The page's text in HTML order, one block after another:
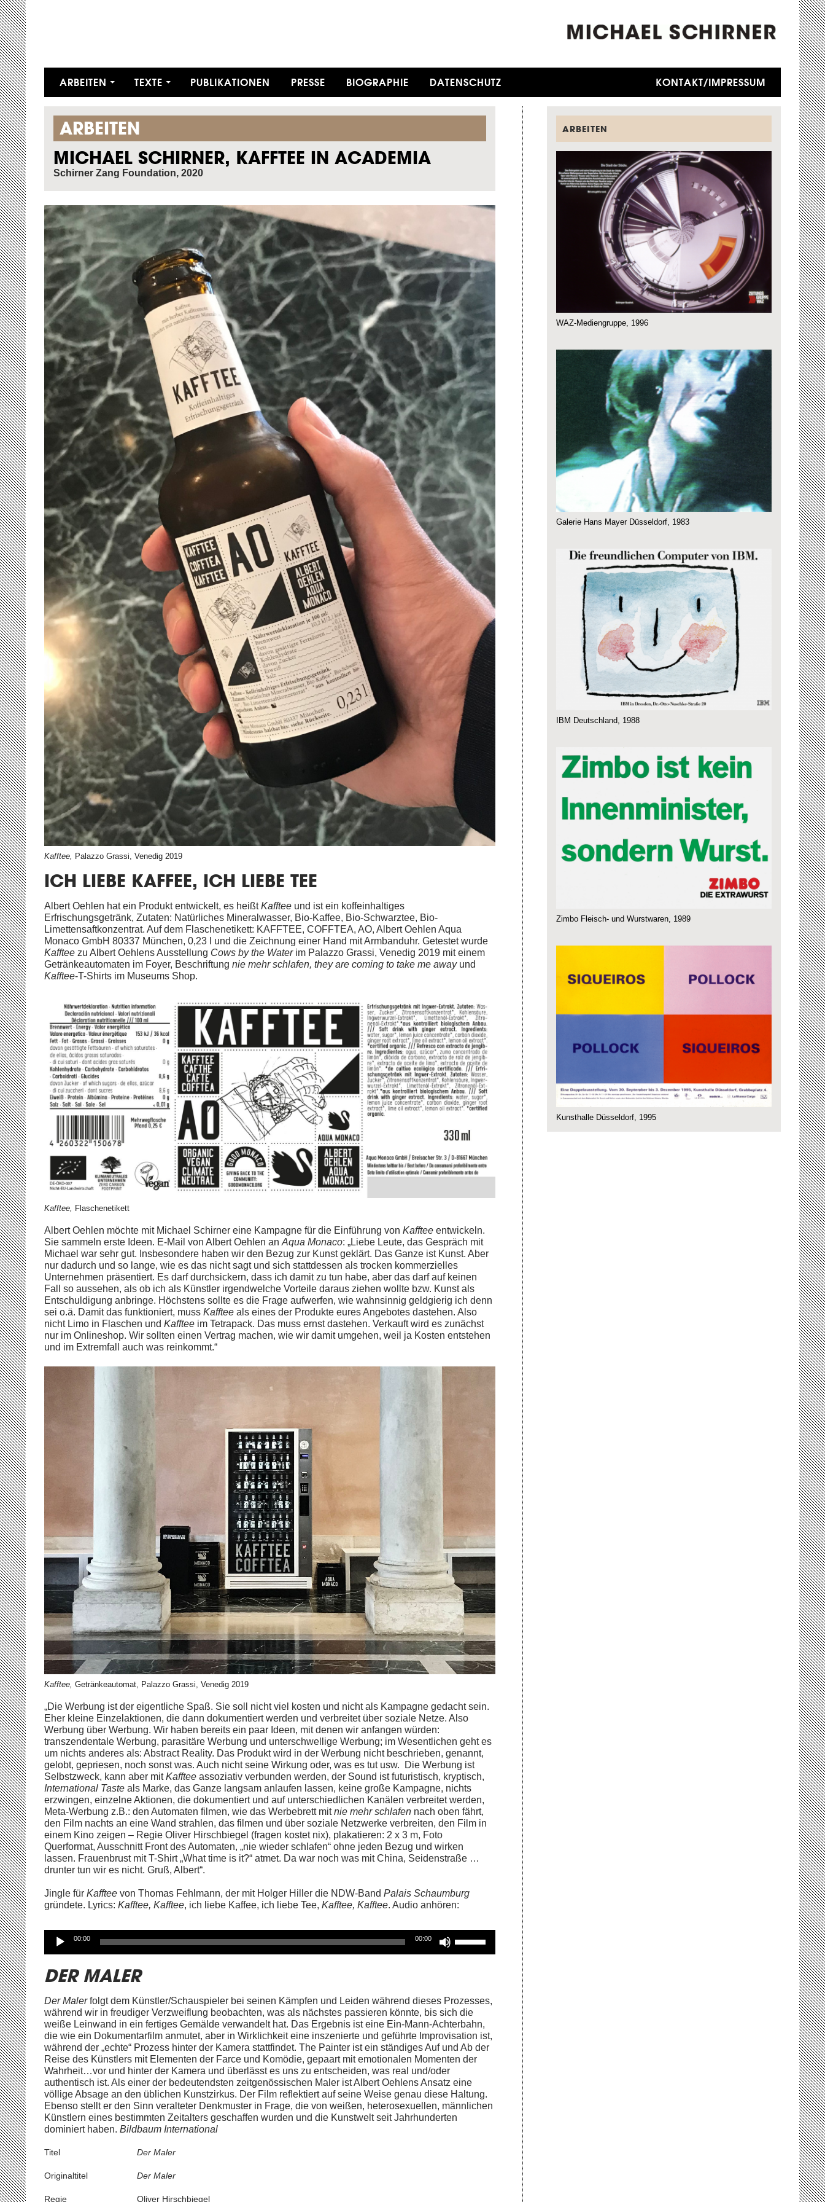
ARBEITEN TEXTE PUBLIKATIONEN PRESSE BIOGRAPHIE DATENSCHUTZ KONTAKT/IMPRESSUM
ARBEITEN
MICHAEL SCHIRNER, KAFFTEE IN ACADEMIA
Schirner Zang Foundation, 2020
Kafftee, Palazzo Grassi, Venedig 2019
ICH LIEBE KAFFEE, ICH LIEBE TEE
Albert Oehlen hat ein Produkt entwickelt, es heißtKafftee und ist ein koffeinhaltiges
Erfrischungsgetränk, Zutaten: Natürliches Mineralwasser, Bio-Kaffee, Bio-Schwarztee, Bio-
Limettensaftkonzentrat. Auf dem Flaschenetikett: KAFFTEE, COFFTEA, AO, Albert Oehlen Aqua
Monaco GmbH 80337 München, 0,23 l und die Zeichnung einer Hand mit Armbanduhr. Getestet wurde
Kafftee zu Albert Oehlens Ausstellung Cows by the Waterim Palazzo Grassi, Venedig 2019 mit einem
Getränkeautomaten im Foyer, Beschriftung nie mehr schlafen, they are coming to take me awayund
Kafftee-T-Shirts im Museums Shop.
Kafftee, Flaschenetikett
Albert Oehlen möchte mit Michael Schirner eine Kampagne für die Einführung von Kafftee entwickeln.
Sie sammeln erste Ideen. E-Mail von Albert Oehlen an Aqua Monaco: „Liebe Leute, das Gespräch mit
Michael war sehr gut. Insbesondere haben wir den Bezug zur Kunst geklärt. Das Ganze ist Kunst. Aber
nur dadurch und so lange, wie es das nicht sagt und sich stattdessen als trocken kommerzielles
Unternehmen präsentiert. Es darf durchsickern, dass ich damit zu tun habe, aber das darf auf keinen
Fall so aussehen, als ob ich als Künstler irgendwelche Vorteile daraus ziehen wollte bzw. Kunst als
Entschuldigung anbringe. Höchstens sollte es die Frage aufwerfen, wie wahnsinnig geldgierig ich denn
sei o.ä. Damit das funktioniert, muss Kafftee als eines der Produkte eures Angebotes dastehen. Also
nicht Limo in Flaschen und Kafftee im Tetrapack. Das muss ernst dastehen. Verkauft wird es zunächst
nur im Onlineshop. Wir sollten einen Vertrag machen, wie wir damit umgehen, weil ja Kosten entstehen
und im Extremfall auch was reinkommt.“
Kafftee, Getränkeautomat, Palazzo Grassi, Venedig 2019
„Die Werbung ist der eigentliche Spaß. Sie soll nicht viel kosten und nicht als Kampagne gedacht sein.
Eher kleine Einzelaktionen, die dann dokumentiert werden und verbreitet über soziale Netze. Also
Werbung über Werbung. Wir haben bereits ein paar Ideen, mit denen wir anfangen würden:
transzendentale Werbung, parasitäre Werbung und unterschwellige Werbung; im Wesentlichen geht es
um nichts anderes als: Abstract Reality. Das Produkt wird in der Werbung nicht beschrieben, genannt,
gelobt, gepriesen, noch sonst was. Auch nicht seine Wirkung oder, was es tut usw. Die Werbung ist
Selbstzweck, kann aber mitKafftee assoziativ verbunden werden, der Sound ist futuristisch, kryptisch,
International Taste als Marke, das Ganze langsam anlaufen lassen, keine große Kampagne, nichts
erzwingen, einzelne Aktionen, die dokumentiert und auf unterschiedlichen Kanälen verbreitet werden,
Meta-Werbung z.B.: den Automaten filmen, wie das Werbebrett mitnie mehr schlafen nach oben fährt,
den Film nachts an eine Wand strahlen, das filmen und über soziale Netzwerke verbreiten, den Film in
einem Kino zeigen – Regie Oliver Hirschbiegel (fragen kostet nix), plakatieren: 2 x 3 m, Foto
Querformat, Ausschnitt Front des Automaten, „nie wieder schlafen“ ohne jeden Bezug und wirken
lassen. Frauenbrust mit T-Shirt „What time is it?“ atmet. Da war noch was mit China, Seidenstraße …
drunter tun wir es nicht. Gruß, Albert“.
Jingle für Kafftee von Thomas Fehlmann, der mit Holger Hiller die NDW-Band Palais Schaumburg
gründete. Lyrics: Kafftee, Kafftee, ich liebe Kaffee, ich liebe Tee, Kafftee, Kafftee. Audio anhören:
Audio-
Player
00:00 00:00
Lautstärke
zu
regeln.
DER MALER
Der Malerfolgt dem Künstler/Schauspieler bei seinen Kämpfen und Leiden während dieses Prozesses,
während wir in freudiger Verzweiflung beobachten, was als nächstes passieren könnte, bis sich die
weiße Leinwand in ein fertiges Gemälde verwandelt hat. Das Ergebnis ist eine Ein-Mann-Achterbahn,
die wie ein Dokumentarfilm anmutet, aber in Wirklichkeit eine inszenierte und geführte Improvisation ist,
während der „echte“ Prozess hinter der Kamera stattfindet. The Painter ist ein ständiges Auf und Ab der
Reise des Künstlers mit Elementen der Farce und Komödie, gepaart mit emotionalen Momenten der
Wahrheit…vor und hinter der Kamera und überlässt es uns zu entscheiden, was real und/oder
authentisch ist. Als einer der bedeutendsten zeitgenössischen Maler ist Albert Oehlens Ansatz eine
völlige Absage an den üblichen Kunstzirkus. Der Film reﬂektiert auf seine Weise genau diese Haltung.
Ebenso stellt er den Sinn veralteter Denkmuster in Frage, die von weißen, heterosexuellen, männlichen
Künstlern eines bestimmten Zeitalters geschaffen wurden und die Kunstwelt seit Jahrhunderten
dominiert haben. Bildbaum International
Titel Der Maler
Originaltitel Der Maler
Regie Oliver Hirschbiegel
ARBEITEN
WAZ-Mediengruppe, 1996
Galerie Hans Mayer Düsseldorf, 1983
IBM Deutschland, 1988
Zimbo Fleisch- und Wurstwaren, 1989
Kunsthalle Düsseldorf, 1995